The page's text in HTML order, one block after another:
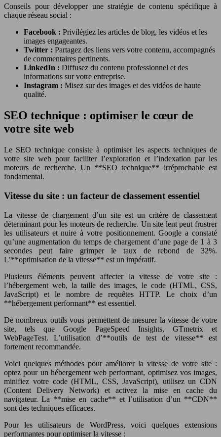
Conseils pour développer une stratégie de contenu spécifique à
chaque réseau social :
Facebook : Privilégiez les articles de blog, les vidéos et les
images engageantes.
Twitter : Partagez des liens vers votre contenu, accompagnés
de commentaires pertinents.
LinkedIn : Diffusez du contenu professionnel et des
informations sur votre entreprise.
Instagram : Misez sur des images et des vidéos de haute
qualité.
SEO technique : optimiser le cœur de
votre site web
Le SEO technique consiste à optimiser les aspects techniques de
votre site web pour faciliter l’exploration et l’indexation par les
moteurs de recherche. Un **SEO technique** irréprochable est
fondamental.
Vitesse du site : un facteur de classement essentiel
La vitesse de chargement d’un site est un critère de classement
déterminant pour les moteurs de recherche. Un site lent peut frustrer
les utilisateurs et nuire à votre positionnement. Google a constaté
qu’une augmentation du temps de chargement d’une page de 1 à 3
secondes peut faire grimper le taux de rebond de 32%.
L’**optimisation de la vitesse** est un impératif.
Plusieurs éléments peuvent affecter la vitesse de votre site :
l’hébergement web, la taille des images, le code (HTML, CSS,
JavaScript) et le nombre de requêtes HTTP. Le choix d’un
**hébergement performant** est essentiel.
De nombreux outils vous permettent de mesurer la vitesse de votre
site, tels que Google PageSpeed Insights, GTmetrix et
WebPageTest. L’utilisation d’**outils de test de vitesse** est
fortement recommandée.
Voici quelques méthodes pour améliorer la vitesse de votre site :
optez pour un hébergement web performant, optimisez vos images,
minifiez votre code (HTML, CSS, JavaScript), utilisez un CDN
(Content Delivery Network) et activez la mise en cache du
navigateur. La **mise en cache** et l’utilisation d’un **CDN**
sont des techniques efficaces.
Pour les utilisateurs de WordPress, voici quelques extensions
performantes pour optimiser la vitesse :